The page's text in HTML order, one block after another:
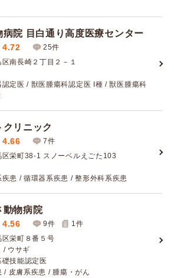
病院 目白通り高度医療センター
4.72
25件
南長崎２丁目２－１
認定医 / 獣医腫瘍科認定医 I種 / 獣医腫瘍科
リニック
4.66
7件
区栄町38-1 スノーベルえごた103
疾患 / 循環器系疾患 / 整形外科系疾患
動物病院
4.56 9件 1 件
栄町８番５号
/ ウサギ
技能認定医
/ 皮膚系疾患 / 腫瘍・がん